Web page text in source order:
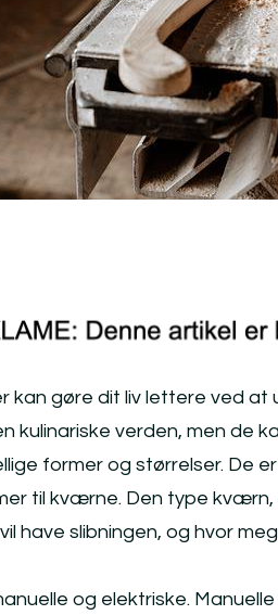
kan gøre dit liv lettere ved at
kulinariske verden, men de
former og størrelser. De
til kværne. Den type
have slibningen, og hvor
og elektriske.